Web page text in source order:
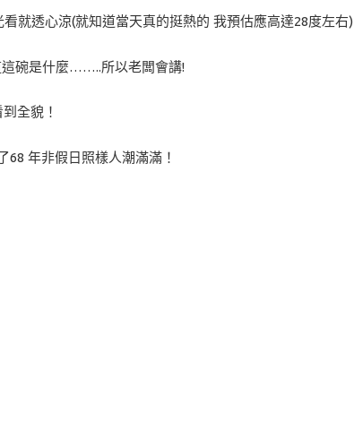
就透心涼(就知道當天真的挺熱的 我預估應高達28度左右)
這碗是什麼……..所以老闆會講!
全貌！
年非假日照樣人潮滿滿！